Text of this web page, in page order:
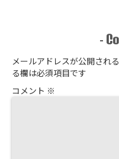
-
メールアドレスが公開され
る欄は必須項目です
コメント ※